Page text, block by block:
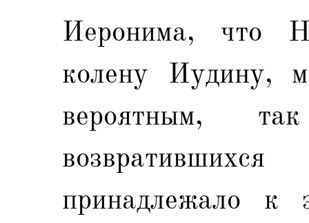
Иеронима, что
колену Иудину,
вероятным,
принадлежало к